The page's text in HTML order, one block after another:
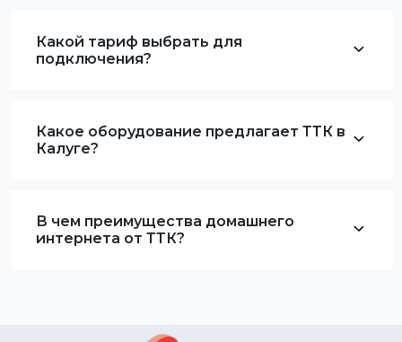
Какой тариф выбрать для
подключения?
Какое оборудование предлагает ТТК в
Калуге?
В чем преимущества домашнего
интернета от ТТК?